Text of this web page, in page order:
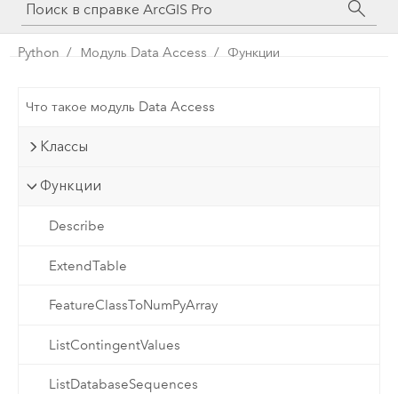
Python Модуль Data Access Функции
Что такое модуль Data Access
Классы
Функции
Describe
ExtendTable
FeatureClassToNumPyArray
ListContingentValues
ListDatabaseSequences